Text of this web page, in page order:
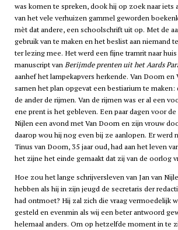
was komen te spreken, dook hij op zoek naar iets
van het vele verhuizen gammel geworden
mèt dat andere, een schoolschrift uit op. Met de
gebruik van te maken en het beslist aan niemand
ter lezing mee. Het werd een fijne tramrit naar
manuscript vanBerijmde prenten uit het Aards
aanhef het lampekapvers herkende. Van Doorn en
samen het plan opgevat een bestiarium te maken:
de ander de rijmen. Van de rijmen was er al een
ene prent is het gebleven. Een paar dagen voor de
Nijlen een avond met Van Doorn en zijn vrouw
daarop wou hij nog even bij ze aanlopen. Er werd
Tinus van Doorn, 35 jaar oud, had aan het leven
het zijne het einde gemaakt dat zij van de oorlog
Hoe zou het lange schrijversleven van Jan van
hebben als hij in zijn jeugd de secretaris der
had ontmoet? Hij zal zich die vraag vermoedelijk
gesteld en evenmin als wij een beter antwoord
helemaal anders. Om op hetzelfde moment in te